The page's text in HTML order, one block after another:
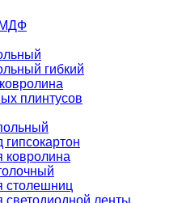
МДФ
гибкий
плинтусов
ковролина
столешниц
ленты